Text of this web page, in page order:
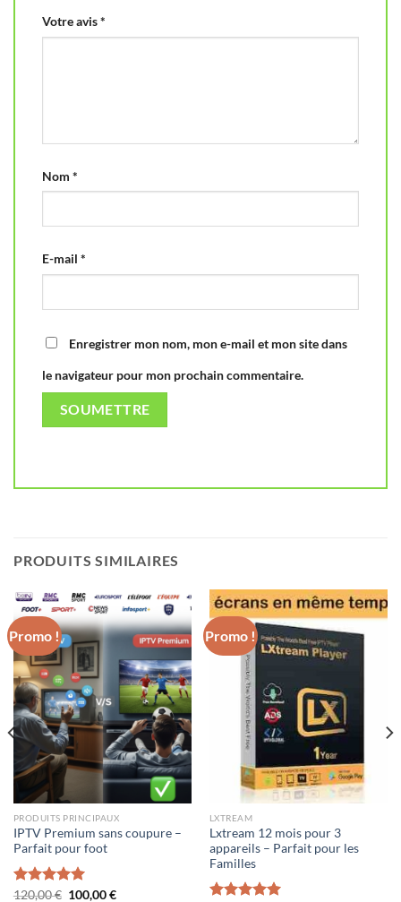
Votre avis*
Nom *
E-mail *
Enregistrer mon nom, mon e-mail et mon site dans
le navigateur pour mon prochain commentaire.
PRODUITS SIMILAIRES
Promo !
PRODUITS PRINCIPAUX
IPTV Premium sans coupure –
Parfait pour foot
Note5.00
120,00€ Le
100,00€Le
Promo !
LXTREAM
Lxtream 12 mois pour 3
appareils – Parfait pour les
Familles